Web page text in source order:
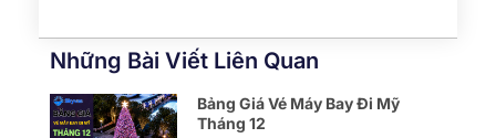
Những Bài Viết Liên Quan
Bảng Giá Vé Máy Bay Đi Mỹ
Tháng 12